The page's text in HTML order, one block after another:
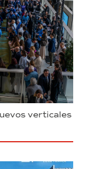
verticales